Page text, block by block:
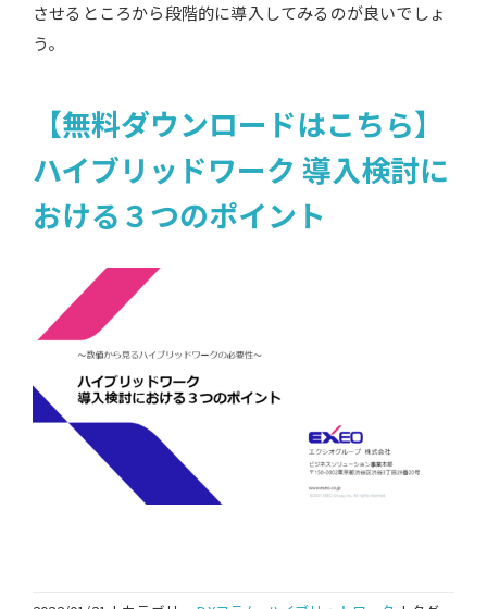
させるところから段階的に導入してみるのが良いでしょ
う。
【無料ダウンロードはこちら】
ハイブリッドワーク 導入検討に
おける３つのポイント